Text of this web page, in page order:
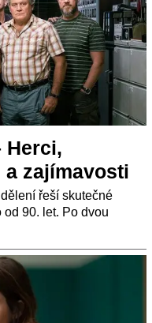
Herci,
a zajímavosti
řeší skutečné
90. let. Po dvou